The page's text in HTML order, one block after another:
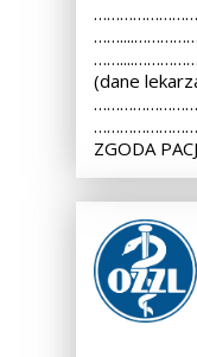
(dane
ZGODA